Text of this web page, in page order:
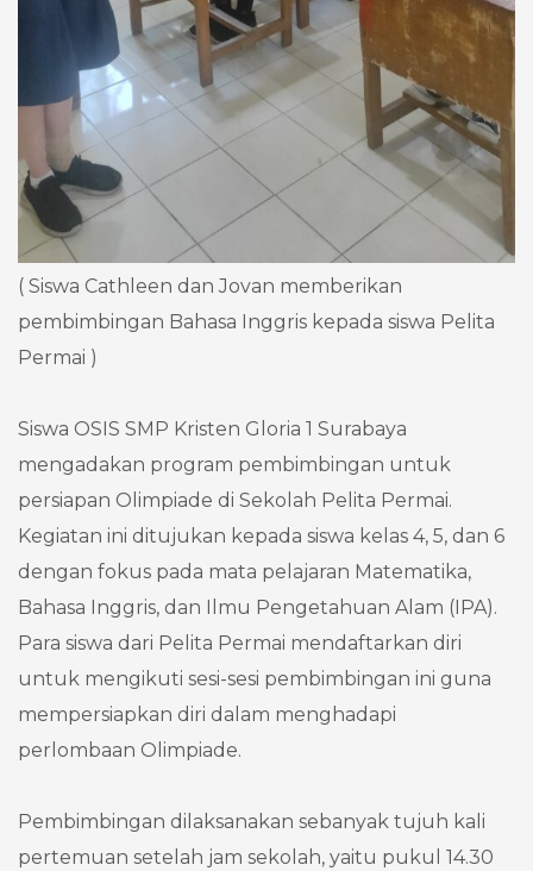
( Siswa Cathleen dan Jovan memberikan
pembimbingan Bahasa Inggris kepada siswa Pelita
Permai )
Siswa OSIS SMP Kristen Gloria 1 Surabaya
mengadakan program pembimbingan untuk
persiapan Olimpiade di Sekolah Pelita Permai.
Kegiatan ini ditujukan kepada siswa kelas 4, 5, dan 6
dengan fokus pada mata pelajaran Matematika,
Bahasa Inggris, dan Ilmu Pengetahuan Alam (IPA).
Para siswa dari Pelita Permai mendaftarkan diri
untuk mengikuti sesi-sesi pembimbingan ini guna
mempersiapkan diri dalam menghadapi
perlombaan Olimpiade.
Pembimbingan dilaksanakan sebanyak tujuh kali
pertemuan setelah jam sekolah, yaitu pukul 14.30